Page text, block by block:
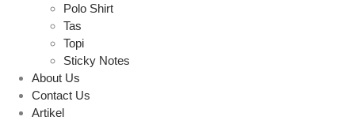
Polo Shirt
Tas
Topi
Sticky Notes
About Us
Contact Us
Artikel